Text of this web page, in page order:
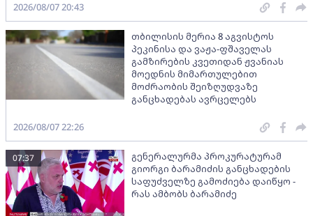
2026/08/07 20:43
თბილისის მერია 8 აგვისტოს
პეკინისა და ვაჟა-ფშაველას
გამზირების კვეთიდან ჟვანიას
მოედნის მიმართულებით
მოძრაობის შეიზღუდვაზე
განცხადებას ავრცელებს
2026/08/07 22:26
გენერალურმა პროკურატურამ
გიორგი ბარამიძის განცხადების
საფუძველზე გამოძიება დაიწყო -
რას ამბობს ბარამიძე
07:37